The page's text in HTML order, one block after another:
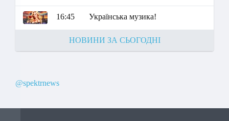
16:45 Українська музика!
НОВИНИ ЗА СЬОГОДНІ
@spektrnews